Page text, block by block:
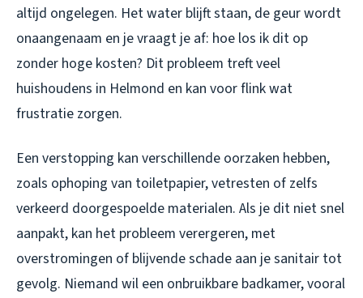
altijd ongelegen. Het water blijft staan, de geur wordt
onaangenaam en je vraagt je af: hoe los ik dit op
zonder hoge kosten? Dit probleem treft veel
huishoudens in Helmond en kan voor flink wat
frustratie zorgen.
Een verstopping kan verschillende oorzaken hebben,
zoals ophoping van toiletpapier, vetresten of zelfs
verkeerd doorgespoelde materialen. Als je dit niet snel
aanpakt, kan het probleem verergeren, met
overstromingen of blijvende schade aan je sanitair tot
gevolg. Niemand wil een onbruikbare badkamer, vooral